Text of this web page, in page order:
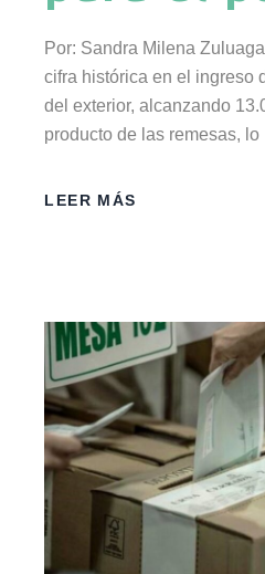
Por: Sandra Milena
cifra histórica en el ingreso
del exterior, alcanzando
producto de las remesas, lo
LEER MÁS